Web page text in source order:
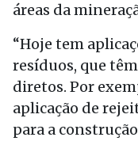
áreas da
“Hoje tem
resíduos, que
diretos. Por
aplicação de
para a